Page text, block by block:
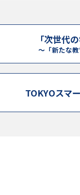
「次世代
～「新たな
TOKYOスマ